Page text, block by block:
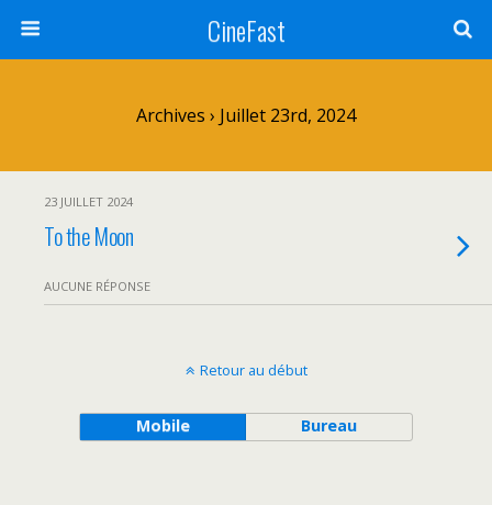
CineFast
Archives › Juillet 23rd, 2024
23 JUILLET 2024
To the Moon
AUCUNE RÉPONSE
Retour au début
Mobile Bureau